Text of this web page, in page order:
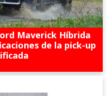
Maverick Híbrida
de la pick-up